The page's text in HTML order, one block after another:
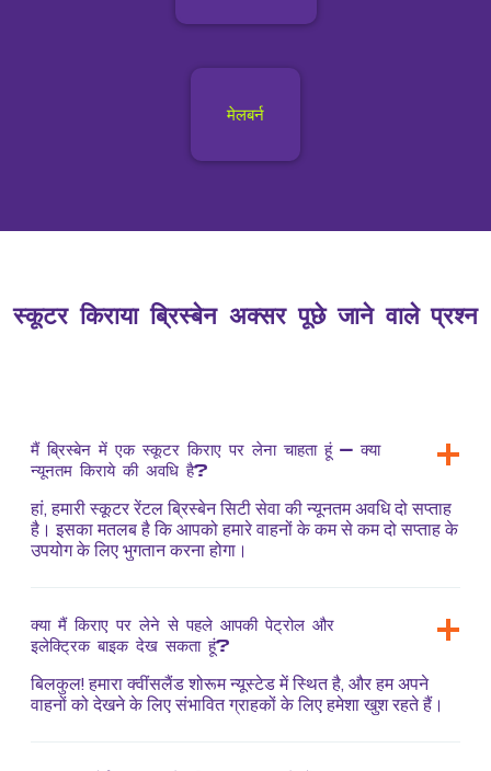
मेलबर्न
स्कूटर किराया ब्रिस्बेन अक्सर पूछे जाने वाले प्रश्न
मैं ब्रिस्बेन में एक स्कूटर किराए पर लेना चाहता हूं - क्या
न्यूनतम किराये की अवधि है?
हां, हमारी स्कूटर रेंटल ब्रिस्बेन सिटी सेवा की न्यूनतम अवधि दो सप्ताह
है। इसका मतलब है कि आपको हमारे वाहनों के कम से कम दो सप्ताह के
उपयोग के लिए भुगतान करना होगा।
क्या मैं किराए पर लेने से पहले आपकी पेट्रोल और
इलेक्ट्रिक बाइक देख सकता हूं?
बिलकुल! हमारा क्वींसलैंड शोरूम न्यूस्टेड में स्थित है, और हम अपने
वाहनों को देखने के लिए संभावित ग्राहकों के लिए हमेशा खुश रहते हैं।